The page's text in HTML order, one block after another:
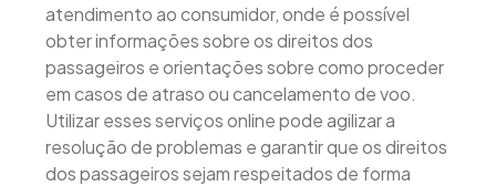
atendimento ao consumidor, onde é possível
obter informações sobre os direitos dos
passageiros e orientações sobre como proceder
em casos de atraso ou cancelamento de voo.
Utilizar esses serviços online pode agilizar a
resolução de problemas e garantir que os direitos
dos passageiros sejam respeitados de forma